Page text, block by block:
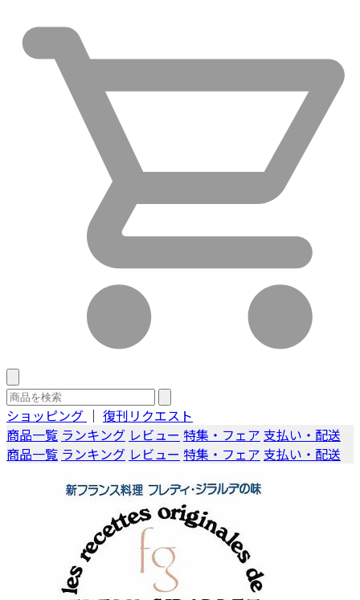
ショッピング ｜ 復刊リクエスト
商品一覧 ランキング レビュー 特集・フェア 支払い・配送
商品一覧 ランキング レビュー 特集・フェア 支払い・配送